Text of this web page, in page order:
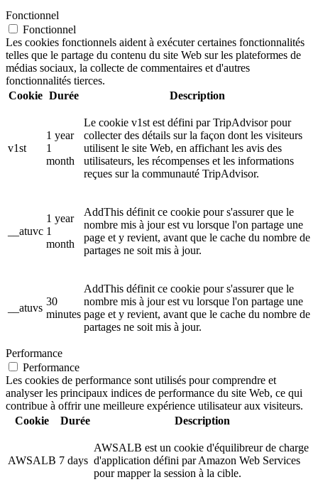
Fonctionnel
Fonctionnel
Les cookies fonctionnels aident à exécuter certaines fonctionnalités
telles que le partage du contenu du site Web sur les plateformes de
médias sociaux, la collecte de commentaires et d'autres
fonctionnalités tierces.
Cookie Durée Description
v1st
1 year
1
month
Le cookie v1st est défini par TripAdvisor pour
collecter des détails sur la façon dont les visiteurs
utilisent le site Web, en affichant les avis des
utilisateurs, les récompenses et les informations
reçues sur la communauté TripAdvisor.
__atuvc
1 year
1
month
AddThis définit ce cookie pour s'assurer que le
nombre mis à jour est vu lorsque l'on partage une
page et y revient, avant que le cache du nombre de
partages ne soit mis à jour.
__atuvs
30
minutes
AddThis définit ce cookie pour s'assurer que le
nombre mis à jour est vu lorsque l'on partage une
page et y revient, avant que le cache du nombre de
partages ne soit mis à jour.
Performance
Performance
Les cookies de performance sont utilisés pour comprendre et
analyser les principaux indices de performance du site Web, ce qui
contribue à offrir une meilleure expérience utilisateur aux visiteurs.
Cookie
Durée Description
AWSALB 7 days
AWSALB est un cookie d'équilibreur de charge
d'application défini par Amazon Web Services
pour mapper la session à la cible.